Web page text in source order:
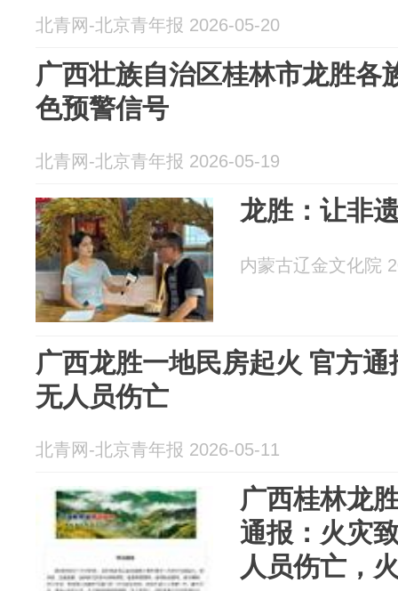
北青网-北京青年报 2026-05-20
广西壮族自治区桂林市龙胜各
色预警信号
北青网-北京青年报 2026-05-19
龙胜：让非
内蒙古辽金文化院
广西龙胜一地民房起火 官方
无人员伤亡
北青网-北京青年报 2026-05-11
广西桂林龙
通报：火灾
人员伤亡，